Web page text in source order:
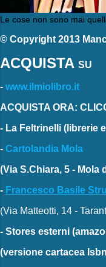
Le cose non sono mai
© Copyright 2013
ACQUISTA SU
- www.ilmiolibro.it
ACQUISTA ORA:
- La Feltrinelli (librerie
- Cartolandia Mola
(Via S.Chiara, 5 - Mola
- Francesco Basile
(Via Matteotti, 14 -
- Stores esterni
(versione cartacea